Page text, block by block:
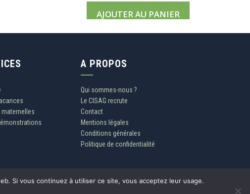
AJOUTER AU PANIER
maternelles
A PROPOS
Qui sommes-nous ?
Le CISAG recrute
Contact
Mentions légales
Conditions générales
Politique de confidentialité
Si vous continuez à utiliser ce site, vous acceptez leur usage.